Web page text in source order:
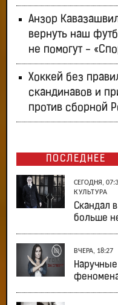
Анзор
вернуть наш
не помогут -
Хоккей без
скандинавов и
против сборной
ПОСЛЕДНЕЕ
СЕГОДНЯ,
КУЛЬТУРА
Скандал
больше
ВЧЕРА, 18:27